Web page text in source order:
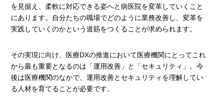
を見据え、柔軟に対応できる姿へと病医院を変革していくこと
にあります。自分たちの職場でどのように業務改善し、変革を
実践していくのかという道筋をつくることが求められます。
その実現に向け、医療DXの推進において医療機関にとってこれ
から最も重要となるのは「運用改善」と「セキュリティ」。今
後は医療機関のなかで、運用改善とセキュリティを理解してい
る人材を育てることが必要です。